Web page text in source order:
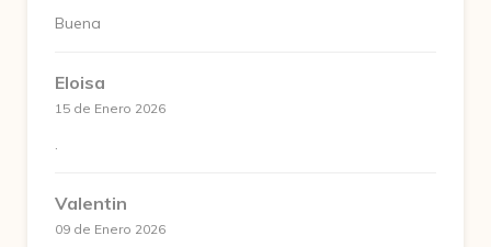
Buena
Eloisa
15 de Enero 2026
.
Valentin
09 de Enero 2026